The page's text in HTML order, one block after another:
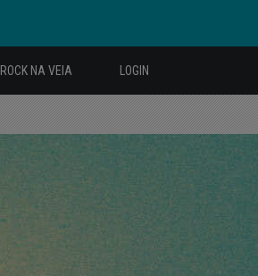
ROCK NA VEIA LOGIN